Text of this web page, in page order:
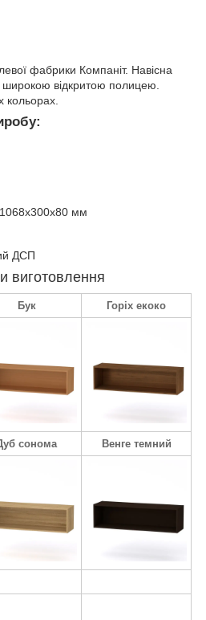
фабрики Компаніт. Навісна
відкритою полицею.
кольорах.
мм
ДСП
виготовлення
Бук Горіх екоко
сонома Венге темний